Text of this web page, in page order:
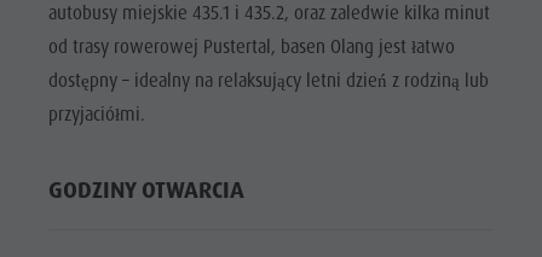
autobusy miejskie 435.1 i 435.2, oraz zaledwie kilka minut
od trasy rowerowej Pustertal, basen Olang jest łatwo
dostępny – idealny na relaksujący letni dzień z rodziną lub
przyjaciółmi.
GODZINY OTWARCIA